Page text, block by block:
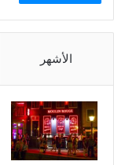
الأشهر